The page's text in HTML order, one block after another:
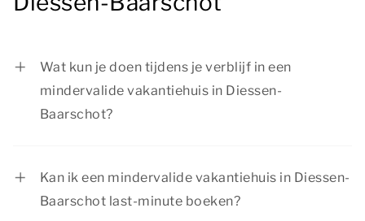
Wat kun je doen tijdens je verblijf in een
mindervalide vakantiehuis in Diessen-
Baarschot?
Kan ik een mindervalide vakantiehuis in Diessen-
Baarschot last-minute boeken?